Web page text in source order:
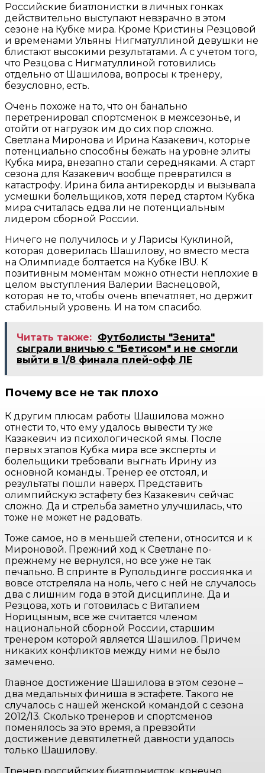
Российские биатлонистки в личных гонках
действительно выступают невзрачно в этом
сезоне на Кубке мира. Кроме Кристины Резцовой
и временами Ульяны Нигматуллиной девушки не
блистают высокими результатами. А с учетом того,
что Резцова с Нигматуллиной готовились
отдельно от Шашилова, вопросы к тренеру,
безусловно, есть.
Очень похоже на то, что он банально
перетренировал спортсменок в межсезонье, и
отойти от нагрузок им до сих пор сложно.
Светлана Миронова и Ирина Казакевич, которые
потенциально способны бежать на уровне элиты
Кубка мира, внезапно стали середняками. А старт
сезона для Казакевич вообще превратился в
катастрофу. Ирина била антирекорды и вызывала
усмешки болельщиков, хотя перед стартом Кубка
мира считалась едва ли не потенциальным
лидером сборной России.
Ничего не получилось и у Ларисы Куклиной,
которая доверилась Шашилову, но вместо места
на Олимпиаде болтается на Кубке IBU. К
позитивным моментам можно отнести неплохие в
целом выступления Валерии Васнецовой,
которая не то, чтобы очень впечатляет, но держит
стабильный уровень. И на том спасибо.
Читать также: Футболисты "Зенита"
сыграли вничью с "Бетисом" и не смогли
выйти в 1/8 финала плей-офф ЛЕ
Почему все не так плохо
К другим плюсам работы Шашилова можно
отнести то, что ему удалось вывести ту же
Казакевич из психологической ямы. После
первых этапов Кубка мира все эксперты и
болельщики требовали выгнать Ирину из
основной команды. Тренер ее отстоял, и
результаты пошли наверх. Представить
олимпийскую эстафету без Казакевич сейчас
сложно. Да и стрельба заметно улучшилась, что
тоже не может не радовать.
Тоже самое, но в меньшей степени, относится и к
Мироновой. Прежний ход к Светлане по-
прежнему не вернулся, но все уже не так
печально. В спринте в Рупольдинге россиянка и
вовсе отстреляла на ноль, чего с ней не случалось
два с лишним года в этой дисциплине. Да и
Резцова, хоть и готовилась с Виталием
Норицыным, все же считается членом
национальной сборной России, старшим
тренером которой является Шашилов. Причем
никаких конфликтов между ними не было
замечено.
Главное достижение Шашилова в этом сезоне –
два медальных финиша в эстафете. Такого не
случалось с нашей женской командой с сезона
2012/13. Сколько тренеров и спортсменов
поменялось за это время, а превзойти
достижение девятилетней давности удалось
только Шашилову.